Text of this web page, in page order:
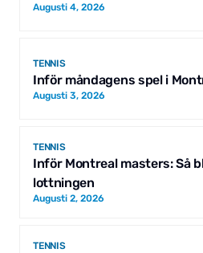
Augusti 4, 2026
TENNIS
Inför måndagens spel i
Augusti 3, 2026
TENNIS
Inför Montreal masters: Så
lottningen
Augusti 2, 2026
TENNIS